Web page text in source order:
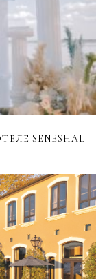
SENESHAL